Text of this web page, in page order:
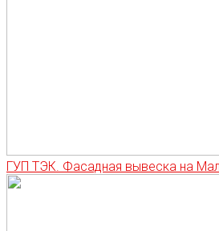
ГУП ТЭК. Фасадная вывеска на